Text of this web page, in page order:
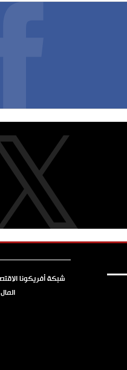
شبكة أفريكونا